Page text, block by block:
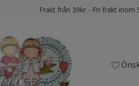
Frakt från 39kr - Fri frakt inom